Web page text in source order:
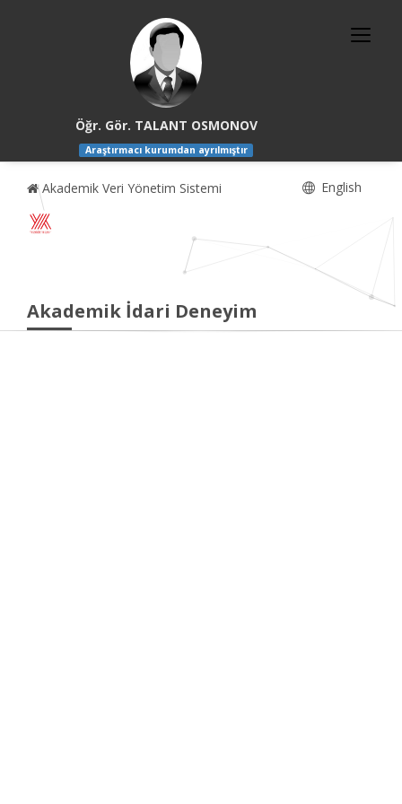
Öğr. Gör. TALANT OSMONOV
Araştırmacı kurumdan ayrılmıştır
Akademik Veri Yönetim Sistemi English
Akademik İdari Deneyim